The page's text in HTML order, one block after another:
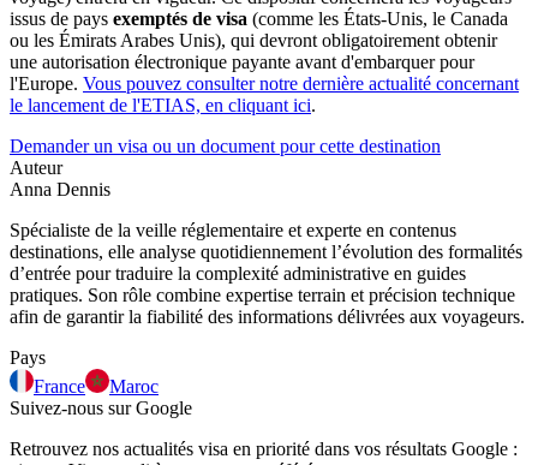
issus de pays exemptés de visa (comme les États-Unis, le Canada
ou les Émirats Arabes Unis), qui devront obligatoirement obtenir
une autorisation électronique payante avant d'embarquer pour
l'Europe. Vous pouvez consulter notre dernière actualité concernant
le lancement de l'ETIAS, en cliquant ici.
Demander un visa ou un document pour cette destination
Auteur
Anna Dennis
Spécialiste de la veille réglementaire et experte en contenus
destinations, elle analyse quotidiennement l’évolution des formalités
d’entrée pour traduire la complexité administrative en guides
pratiques. Son rôle combine expertise terrain et précision technique
afin de garantir la fiabilité des informations délivrées aux voyageurs.
Pays
France
Maroc
Suivez-nous sur Google
Retrouvez nos actualités visa en priorité dans vos résultats Google :